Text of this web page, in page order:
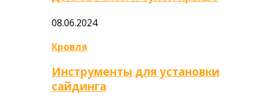
08.06.2024
Кровля
Инструменты для установки
сайдинга